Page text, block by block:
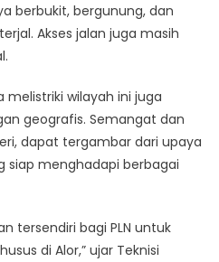
berbukit, bergunung, dan
Akses jalan juga masih
melistriki wilayah ini juga
geografis. Semangat dan
dapat tergambar dari upaya
siap menghadapi berbagai
tersendiri bagi PLN untuk
di Alor,” ujar Teknisi